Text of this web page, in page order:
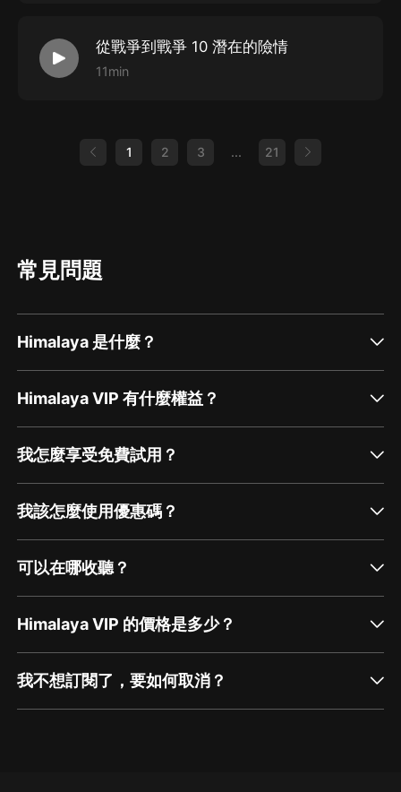
魔爪之后企圖挽回法國敗局的種種努力。並詳細敘述了他
如何以“偉大的倫敦精神”頑強抗擊德寇，打退了德寇的進
述1940年夏季荷蘭、比利時落入敵手之后，法國政府節
英法聯盟積極倡議不該有的惡意，很快葬送了法國人民的
抗敵意志，從而給英倫三島帶來了滅頂之災。由於丘吉爾
成功地指揮了著名的敦刻爾克大撤退，有效地保存了英軍
實力，在數月后的英倫之戰中發揮了極其重要的作用。下
多少年后丘吉爾在談到英國空軍的光輝業績時，還不無自
此少的人那里飽受恩惠。”（《序言》）另外還詳細敘述
戰”的情況。由於他們同仇敵汽的抗敵決心和不屈不撓的
棄一貫的“隔岸觀火”的孤立主義政策，通過了“租借法
也給一些戰敗國帶來了民族復興的希望之光。該卷的主題
好一半的準備”。 [1]
第三卷《偉大的同盟》（1941年）敘述德寇進攻蘇俄，
從戰爭到戰爭 10 潛在的險情
11min
1 2 3 ... 21
常見問題
Himalaya 是什麼？
Himalaya VIP 有什麼權益？
我怎麼享受免費試用？
我該怎麼使用優惠碼？
可以在哪收聽？
Himalaya VIP 的價格是多少？
我不想訂閱了，要如何取消？